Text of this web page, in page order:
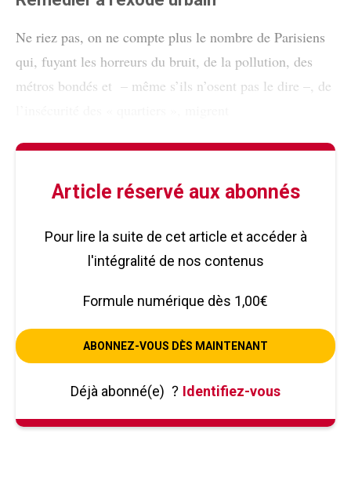
Ne riez pas, on ne compte plus le nombre de Parisiens
qui, fuyant les horreurs du bruit, de la pollution, des
métros bondés et – même s’ils n’osent pas le dire –, de
Article réservé aux abonnés
Pour lire la suite de cet article et accéder à
l'intégralité de nos contenus
Formule numérique dès 1,00€
ABONNEZ-VOUS DÈS MAINTENANT
Déjà abonné(e) ? Identifiez-vous